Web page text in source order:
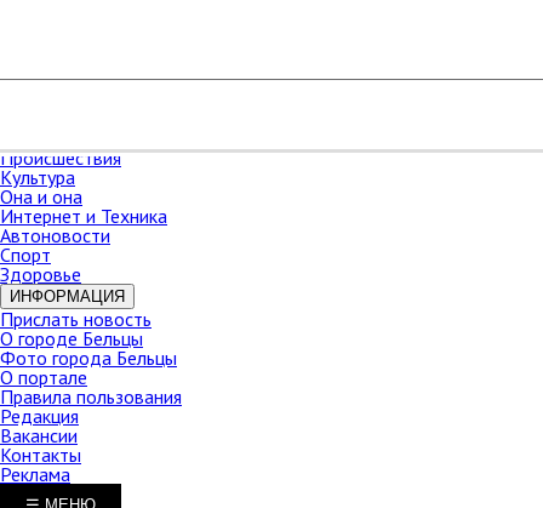
В мире
Происшествия
Культура
Она и она
Интернет и Техника
Автоновости
Спорт
Здоровье
ИНФОРМАЦИЯ
Прислать новость
О городе Бельцы
Фото города Бельцы
О портале
Правила пользования
Редакция
Вакансии
Контакты
Реклама